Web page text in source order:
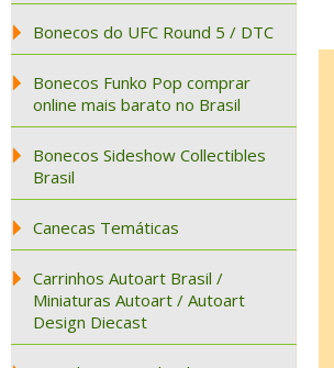
Bonecos do UFC Round 5 / DTC
Bonecos Funko Pop comprar
online mais barato no Brasil
Bonecos Sideshow Collectibles
Brasil
Canecas Temáticas
Carrinhos Autoart Brasil /
Miniaturas Autoart / Autoart
Design Diecast